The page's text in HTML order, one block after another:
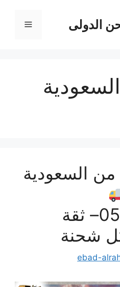
الدولى القائمة
السعودية
0553885449– ثقة
شحنة
ebad-